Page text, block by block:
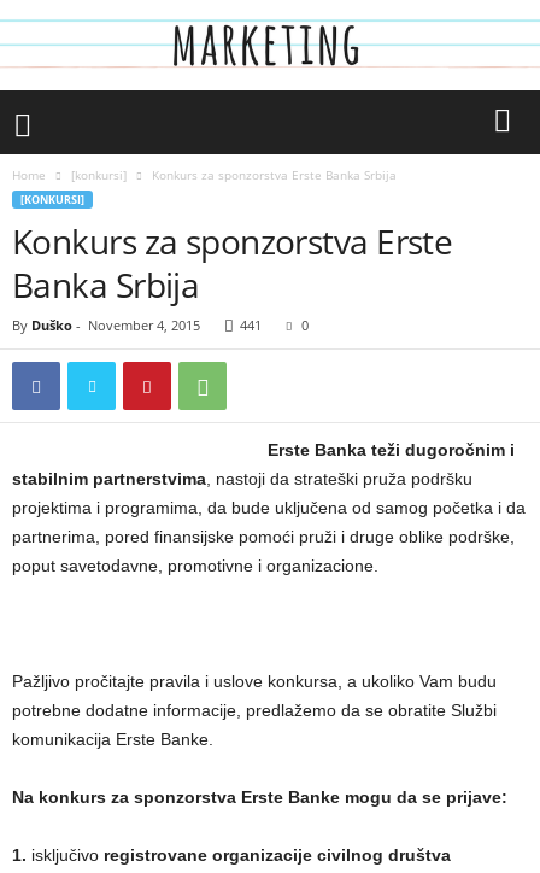
Home [konkursi] Konkurs za sponzorstva Erste Banka Srbija
[KONKURSI]
Konkurs za sponzorstva Erste
Banka Srbija
By Duško - November 4, 2015 441 0
Erste Banka teži dugoročnim i
stabilnim partnerstvima , nastoji da strateški pruža podršku
projektima i programima, da bude uključena od samog početka i da
partnerima, pored finansijske pomoći pruži i druge oblike podrške,
poput savetodavne, promotivne i organizacione.
Pažljivo pročitajte pravila i uslove konkursa, a ukoliko Vam budu
potrebne dodatne informacije, predlažemo da se obratite Službi
komunikacija Erste Banke.
Na konkurs za sponzorstva Erste Banke mogu da se prijave:
1. isključivo registrovane organizacije civilnog društva